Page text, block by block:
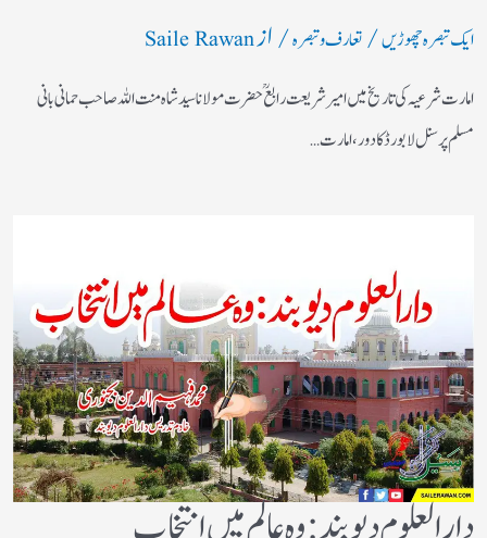
ایک تبصرہ چھوڑیں/تعارف و تبصرہ/ ازSaile Rawan
امارت شرعیہ کی تاریخ میں امیر شریعت رابع ؒ حضرت مولانا سید شاہ منت اللہ صاحب حمانی بانی
مسلم پرسنل لا بورڈ کا دور ،امارت…